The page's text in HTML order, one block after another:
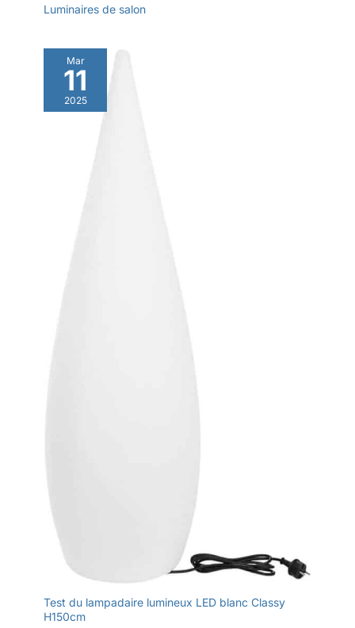
Luminaires de salon
Mar
11
2025
Test du lampadaire lumineux LED blanc Classy
H150cm